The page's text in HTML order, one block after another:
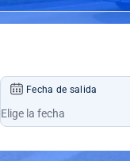
Fecha de salida